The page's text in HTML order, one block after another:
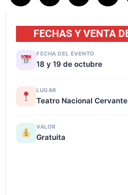
FECHAS Y VENTA
FECHA DEL EVENTO
18 y 19 de octubre
LUGAR
Teatro Nacional
VALOR
Gratuita